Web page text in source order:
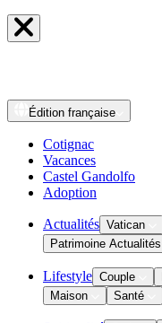
Édition française
Cotignac
Vacances
Castel Gandolfo
Adoption
Actualités Vatican
Patrimoine Actualités
Lifestyle Couple
Maison
Santé